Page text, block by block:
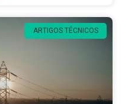
ARTIGOS TÉCNICOS